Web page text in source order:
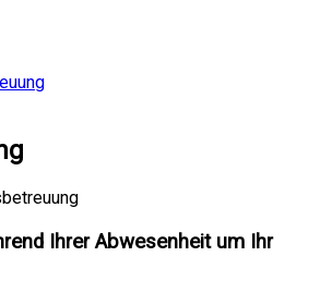
Ihrer Abwesenheit um Ihr